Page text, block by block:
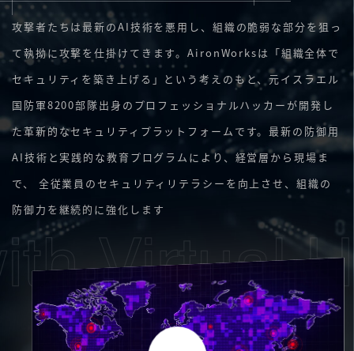
攻撃者たちは最新のAI技術を悪用し、組織の脆弱な部分を狙っ
て執拗に攻撃を仕掛けてきます。AironWorksは「組織全体で
セキュリティを築き上げる」という考えのもと、元イスラエル
国防軍8200部隊出身のプロフェッショナルハッカーが開発し
た革新的なセキュリティプラットフォームです。最新の防御用
AI技術と実践的な教育プログラムにより、経営層から現場ま
で、 全従業員のセキュリティリテラシーを向上させ、組織の
防御力を継続的に強化します